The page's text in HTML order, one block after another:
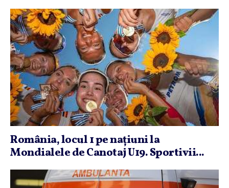
România, locul 1 pe naţiuni la
Mondialele de Canotaj U19. Sportivii...